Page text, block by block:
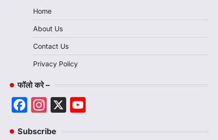
Home
About Us
Contact Us
Privacy Policy
फॉलो करे –
Facebook
Instagram
X
Subscribe